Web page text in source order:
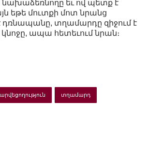
նախաձեռնողը եւ ով պետք է
եթե մուտքի մոտ նրանց
դռնապանը, տղամարդը զիջում է
ապա հետեւում նրան։
տղամարդ